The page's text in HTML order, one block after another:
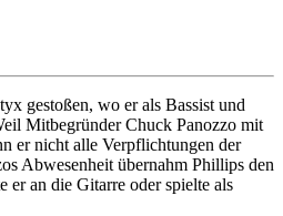
gestoßen, wo er als Bassist und
Mitbegründer Chuck Panozzo mit
er nicht alle Verpflichtungen der
Abwesenheit übernahm Phillips den
er an die Gitarre oder spielte als